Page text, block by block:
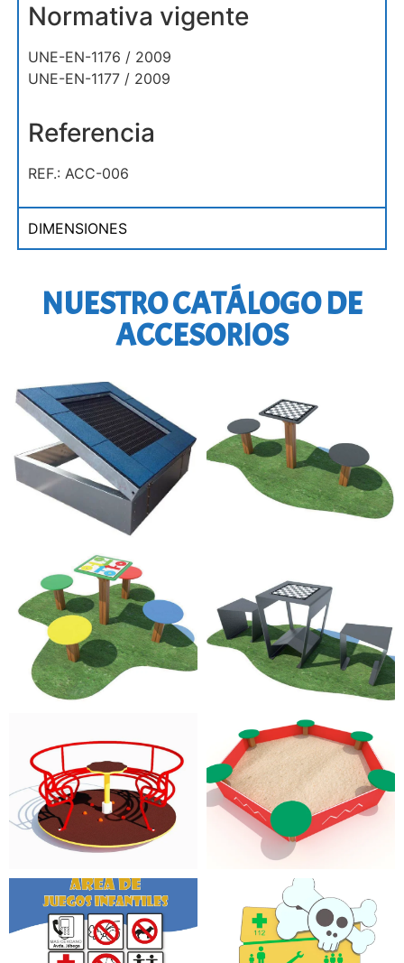
Normativa vigente
UNE-EN-1176 / 2009
UNE-EN-1177 / 2009
Referencia
REF.: ACC-006
DIMENSIONES
NUESTRO CATÁLOGO DE
ACCESORIOS